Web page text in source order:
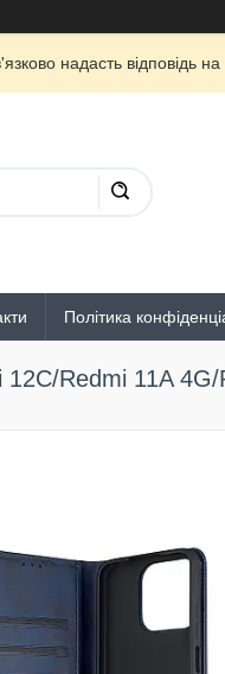
надасть відповідь
Політика
Redmi 11A